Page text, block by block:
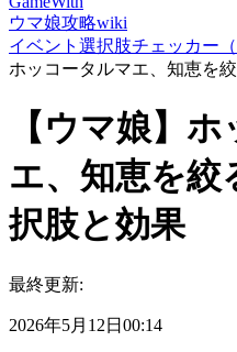
ウマ娘攻略wiki
イベント選択肢チェッカー
ホッコータルマエ、知恵を
【ウマ娘】
エ、知恵を絞
択肢と効果
最終更新:
2026年5月12日00:14